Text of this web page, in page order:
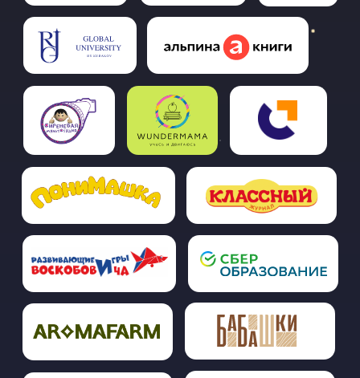
ИНФОРМАЦИОННЫЕ ПАРТНЕРЫ